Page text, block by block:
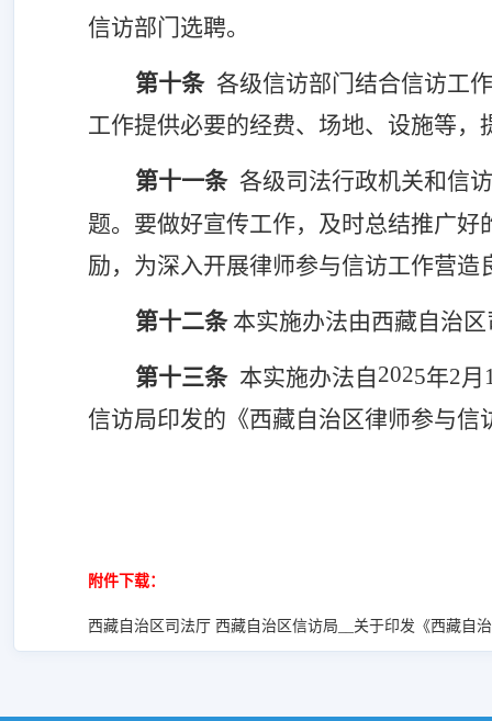
信访部门选聘。
第十条 各级信访部门结合信访工
工作提供必要的经费、场地、设施等
第十一条 各级司 法行政机关和信
题。 要做好宣传工作，及时总结推广好
励，为深入开展律师参与信访工作营造
第十二条 本实施办法由西藏自治
第十三条 本实施办法自2025年2月
信访局印发的《西藏自治区律师参与信
附件下载：
西藏自治区司法厅 西藏自治区信访局__关于印发《西藏自